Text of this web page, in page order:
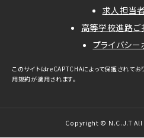
求人担当
高等学校進路ご
プライバシー
Copyright © N.C.J.T All
このサイトはreCAPTCHAによって保護されてお
用規約が適用されます。